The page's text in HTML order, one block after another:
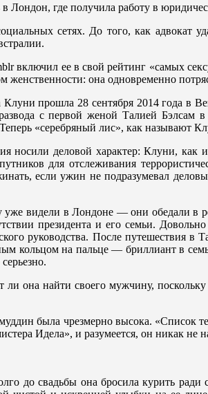
Лондон, где получила работу в
сетях. До того, как адвокат
включил ее в свой рейтинг «cамых
женственности: она одновременно
прошла 28 сентября 2014 года в
с первой женой Талией Бэлсам
«серебряный лис», как называют
носили деловой характер: Клуни,
для отслеживания
если ужин не подразумевал
уже видели в Лондоне — они обедали
президента и его семьи.
руководства. После путешествия
кольцом на пальце — бриллиант в
она найти своего мужчину,
была чрезмерно высока. «Список
Идела», и разумеется, он никак не
до свадьбы она бросила курить